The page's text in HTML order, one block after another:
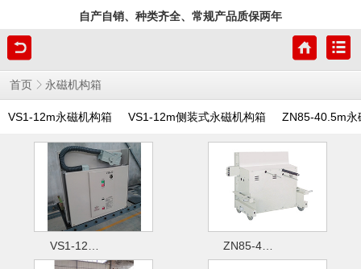
自产自销、种类齐全、常规产品质保两年
首页 永磁机构箱
VS1-12m永磁机构箱 VS1-12m侧装式永磁机构箱 ZN85-40.5m永
VS1-12… ZN85-4…